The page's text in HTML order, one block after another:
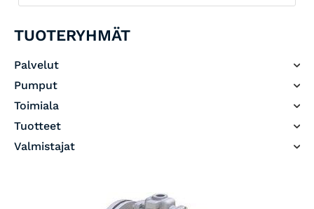
TUOTERYHMÄT
Palvelut
Pumput
Toimiala
Tuotteet
Valmistajat